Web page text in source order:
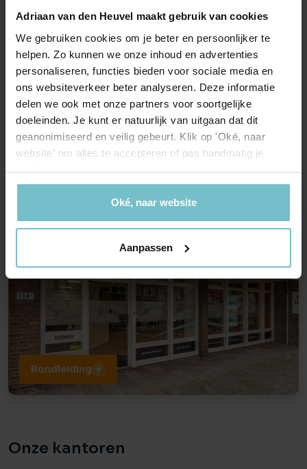
Adriaan van den Heuvel maakt gebruik van cookies
We gebruiken cookies om je beter en persoonlijker te
helpen. Zo kunnen we onze inhoud en advertenties
personaliseren, functies bieden voor sociale media en
ons websiteverkeer beter analyseren. Deze informatie
delen we ook met onze partners voor soortgelijke
doeleinden. Je kunt er natuurlijk van uitgaan dat dit
geanonimiseerd en veilig gebeurt. Klik op 'Oké, naar
website' om alles te accepteren of pas handmatig je
voorkeuren aan.
Oké, naar website
Aanpassen
Openingstijden
Maandag t/m Vrijdag 08:30 -17:00 uur
Zaterdag & Zondag
Gesloten
Administratieve gegevens
KvK
66929962
BTW
NL 8567.57.044.B01
Rondleiding
Onze kantoren